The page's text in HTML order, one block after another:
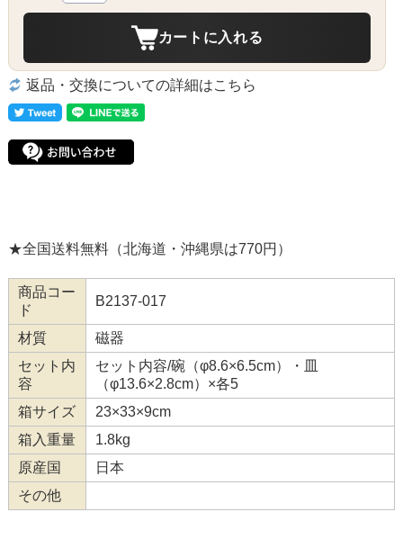
カートに入れる
返品・交換についての詳細はこちら
★全国送料無料（北海道・沖縄県は770円）
商品コー
ド
B2137-017
材質
磁器
セット内
容
セット内容/碗（φ8.6×6.5cm）・皿
（φ13.6×2.8cm）×各5
箱サイズ
23×33×9cm
箱入重量
1.8kg
原産国
日本
その他